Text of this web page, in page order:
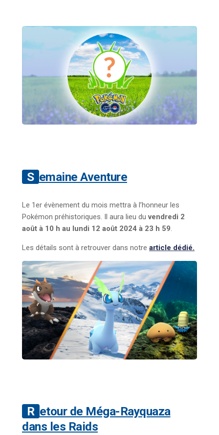
Semaine Aventure
Le 1er évènement du mois mettra à l’honneur les
Pokémon préhistoriques. Il aura lieu duvendredi 2
août à 10 h au lundi 12 août 2024 à 23 h 59.
Les détails sont à retrouver dans notre article dédié.
Retour de Méga-Rayquaza
dans les Raids